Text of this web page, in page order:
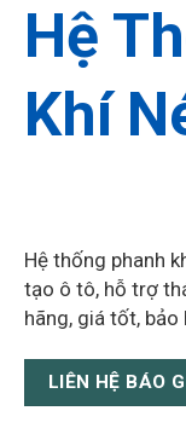
Vận chuyển và lắp đặt
Hệ
Khí
Hệ thống phanh
tạo ô tô, hỗ trợ
hãng, giá tốt, bảo
LIÊN HỆ BÁO